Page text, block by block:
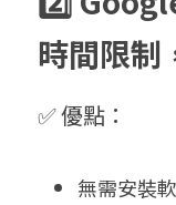
時間限制
✅ 優點：
無需安裝